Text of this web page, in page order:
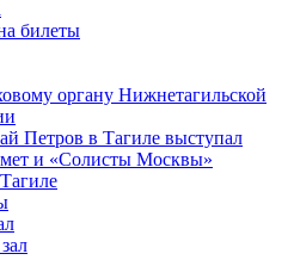
билеты
органу Нижнетагильской
Петров в Тагиле выступал
и «Солисты Москвы»